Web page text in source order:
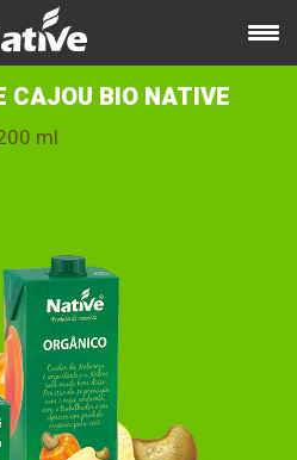
CAJOU BIO NATIVE
ml